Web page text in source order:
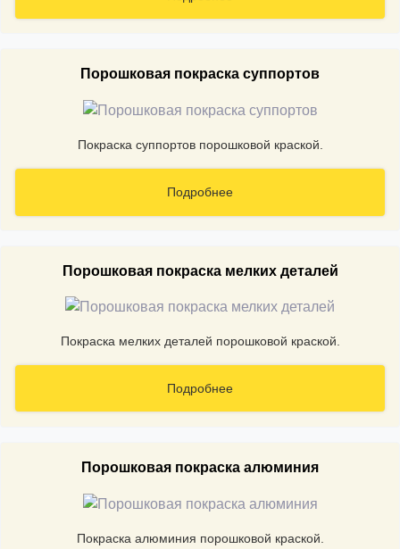
Порошковая покраска суппортов
Покраска суппортов порошковой краской.
Подробнее
Порошковая покраска мелких деталей
Покраска мелких деталей порошковой краской.
Подробнее
Порошковая покраска алюминия
Покраска алюминия порошковой краской.